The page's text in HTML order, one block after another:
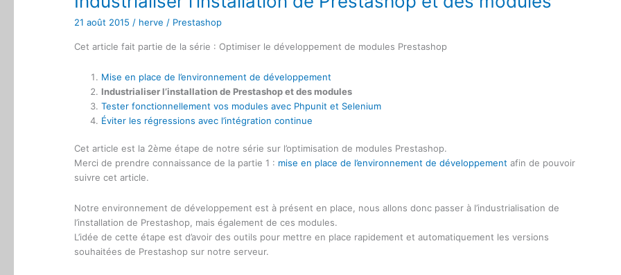
21 août 2015 / herve / Prestashop
Cet article fait partie de la série : Optimiser le développement de modules Prestashop
Mise en place de l’environnement de développement
Industrialiser l’installation de Prestashop et des modules
Tester fonctionnellement vos modules avec Phpunit et Selenium
Éviter les régressions avec l’intégration continue
Cet article est la 2ème étape de notre série sur l’optimisation de modules Prestashop.
Merci de prendre connaissance de la partie 1 : mise en place de l’environnement de développement afin de pouvoir
suivre cet article.
Notre environnement de développement est à présent en place, nous allons donc passer à l’industrialisation de
l’installation de Prestashop, mais également de ces modules.
L’idée de cette étape est d’avoir des outils pour mettre en place rapidement et automatiquement les versions
souhaitées de Prestashop sur notre serveur.